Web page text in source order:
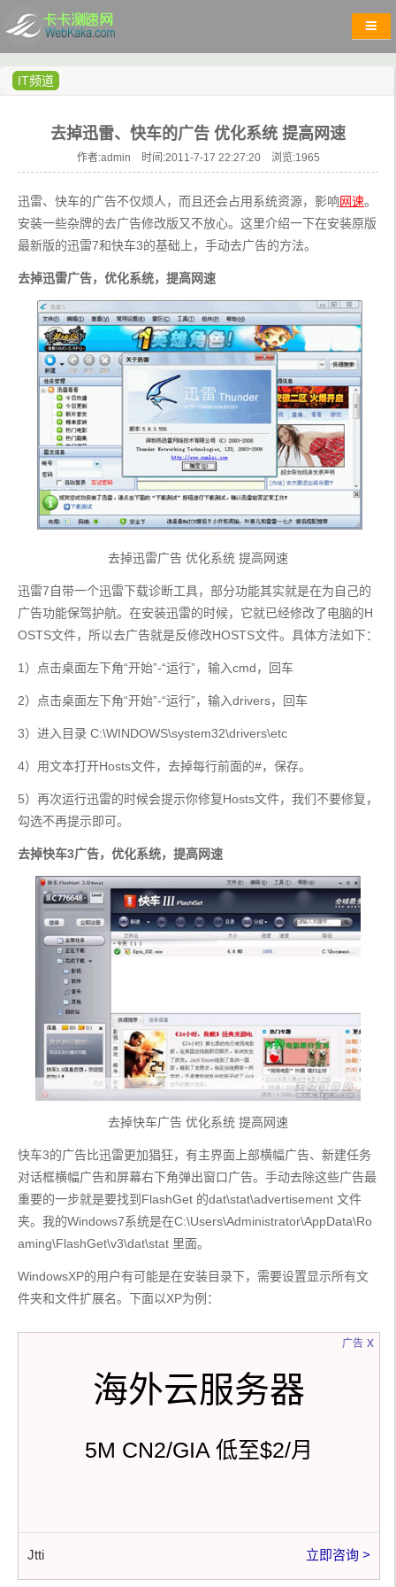
IT频道
去掉迅雷、快车的广告 优化系统 提高网速
作者:admin 时间:2011-7-17 22:27:20 浏览:1965
迅雷、快车的广告不仅烦人，而且还会占用系统资源，影响网速。
安装一些杂牌的去广告修改版又不放心。这里介绍一下在安装原版
最新版的迅雷7和快车3的基础上，手动去广告的方法。
去掉迅雷广告，优化系统，提高网速
去掉迅雷广告 优化系统 提高网速
迅雷7自带一个迅雷下载诊断工具，部分功能其实就是在为自己的
广告功能保驾护航。在安装迅雷的时候，它就已经修改了电脑的H
OSTS文件，所以去广告就是反修改HOSTS文件。具体方法如下：
1）点击桌面左下角“开始”-“运行”，输入cmd，回车
2）点击桌面左下角“开始”-“运行”，输入drivers，回车
3）进入目录 C:\WINDOWS\system32\drivers\etc
4）用文本打开Hosts文件，去掉每行前面的#，保存。
5）再次运行迅雷的时候会提示你修复Hosts文件，我们不要修复，
勾选不再提示即可。
去掉快车3广告，优化系统，提高网速
去掉快车广告 优化系统 提高网速
快车3的广告比迅雷更加猖狂，有主界面上部横幅广告、新建任务
对话框横幅广告和屏幕右下角弹出窗口广告。手动去除这些广告最
重要的一步就是要找到FlashGet 的dat\stat\advertisement 文件
夹。我的Windows7系统是在C:\Users\Administrator\AppData\Ro
aming\FlashGet\v3\dat\stat 里面。
WindowsXP的用户有可能是在安装目录下，需要设置显示所有文
件夹和文件扩展名。下面以XP为例：
广告
海外云服务器
5M CN2/GIA 低至$2/月
Jtti 立即咨询 >
x